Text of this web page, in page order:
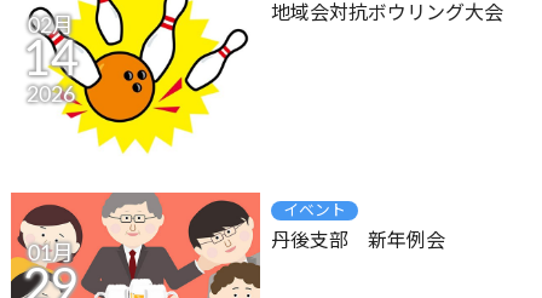
02月
14
2026
地域会対抗ボウリング大会
01月
29
イベント
丹後支部 新年例会